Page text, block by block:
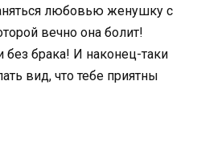
любовью женушку с
вечно она болит!
брака! И наконец-таки
вид, что тебе приятны